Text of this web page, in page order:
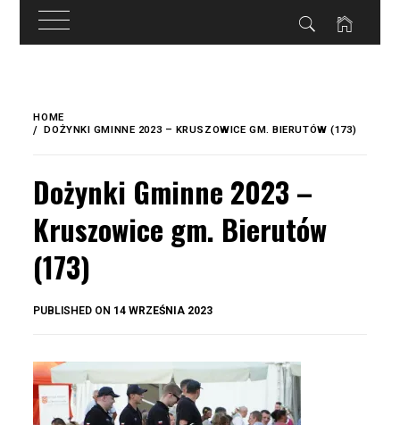
treści
content
HOME
DOŻYNKI GMINNE 2023 – KRUSZOWICE GM. BIERUTÓW (173)
Dożynki Gminne 2023 –
Kruszowice gm. Bierutów
(173)
PUBLISHED ON 14 WRZEŚNIA 2023